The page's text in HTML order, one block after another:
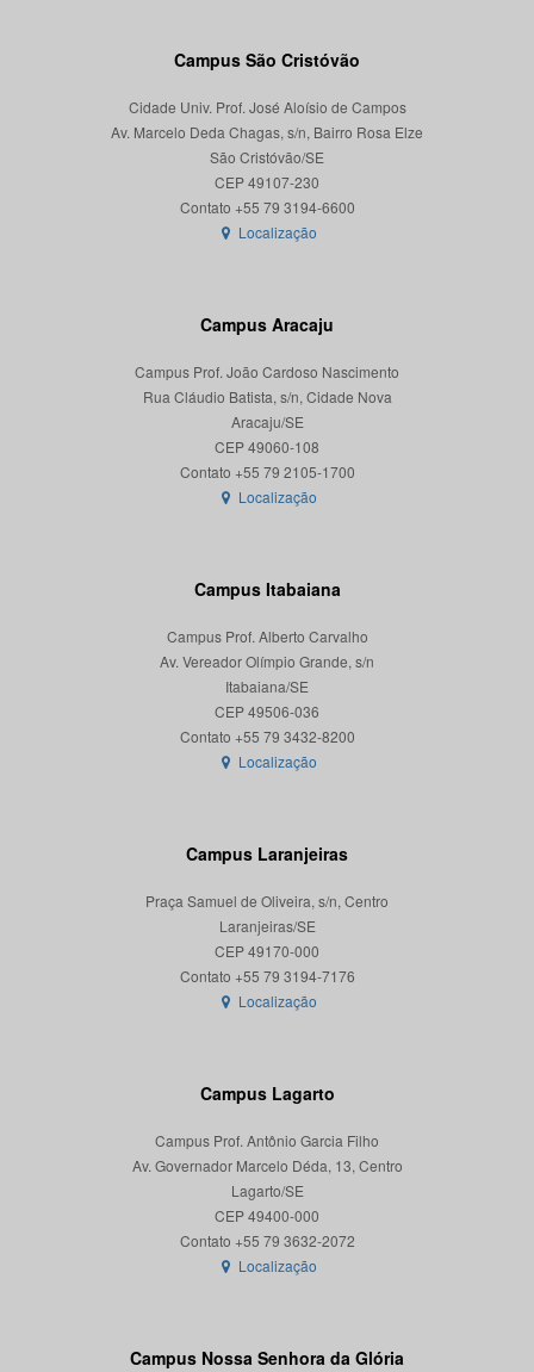
Campus São Cristóvão
Cidade Univ. Prof. José Aloísio de Campos
Av. Marcelo Deda Chagas, s/n, Bairro Rosa Elze
São Cristóvão/SE
CEP 49107-230
Localização
Campus Aracaju
Campus Prof. João Cardoso Nascimento
Rua Cláudio Batista, s/n, Cidade Nova
Aracaju/SE
CEP 49060-108
Localização
Campus Itabaiana
Campus Prof. Alberto Carvalho
Av. Vereador Olímpio Grande, s/n
Itabaiana/SE
CEP 49506-036
Localização
Campus Laranjeiras
Praça Samuel de Oliveira, s/n, Centro
Laranjeiras/SE
CEP 49170-000
Localização
Campus Lagarto
Campus Prof. Antônio Garcia Filho
Av. Governador Marcelo Déda, 13, Centro
Lagarto/SE
CEP 49400-000
Localização
Campus Nossa Senhora da Glória